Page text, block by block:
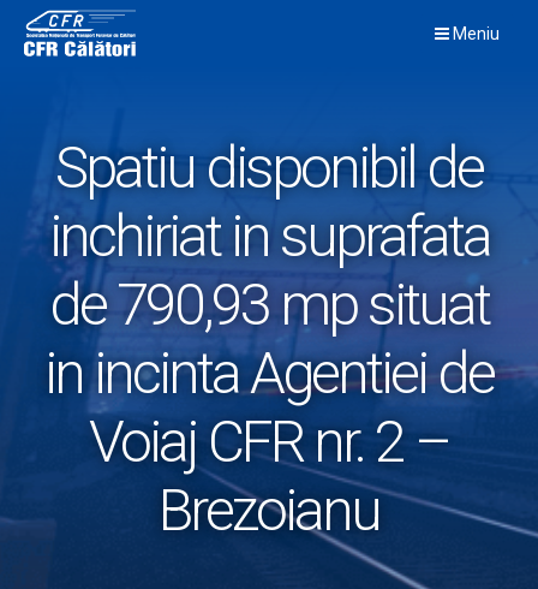
content
Meniu
Spatiu disponibil de
inchiriat in suprafata
de 790,93 mp situat
in incinta Agentiei de
Voiaj CFR nr. 2 –
Brezoianu